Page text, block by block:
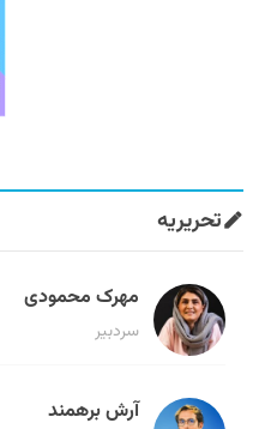
تحریریه
مهرک محمودی
سردبیر
آرش برهمند